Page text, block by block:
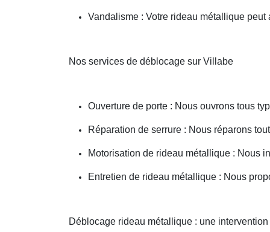
Vandalisme : Votre rideau métallique peut
Nos services de déblocage sur Villabe
Ouverture de porte : Nous ouvrons tous
Réparation de serrure : Nous réparons
Motorisation de rideau métallique : Nous
Entretien de rideau métallique : Nous
Déblocage rideau métallique : une